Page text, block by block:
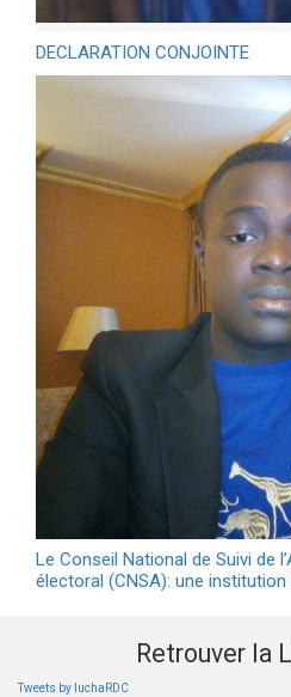
DECLARATION CONJOINTE
Le Conseil National de Suivi de
électoral (CNSA): une institution
Retrouver la
Tweets by luchaRDC